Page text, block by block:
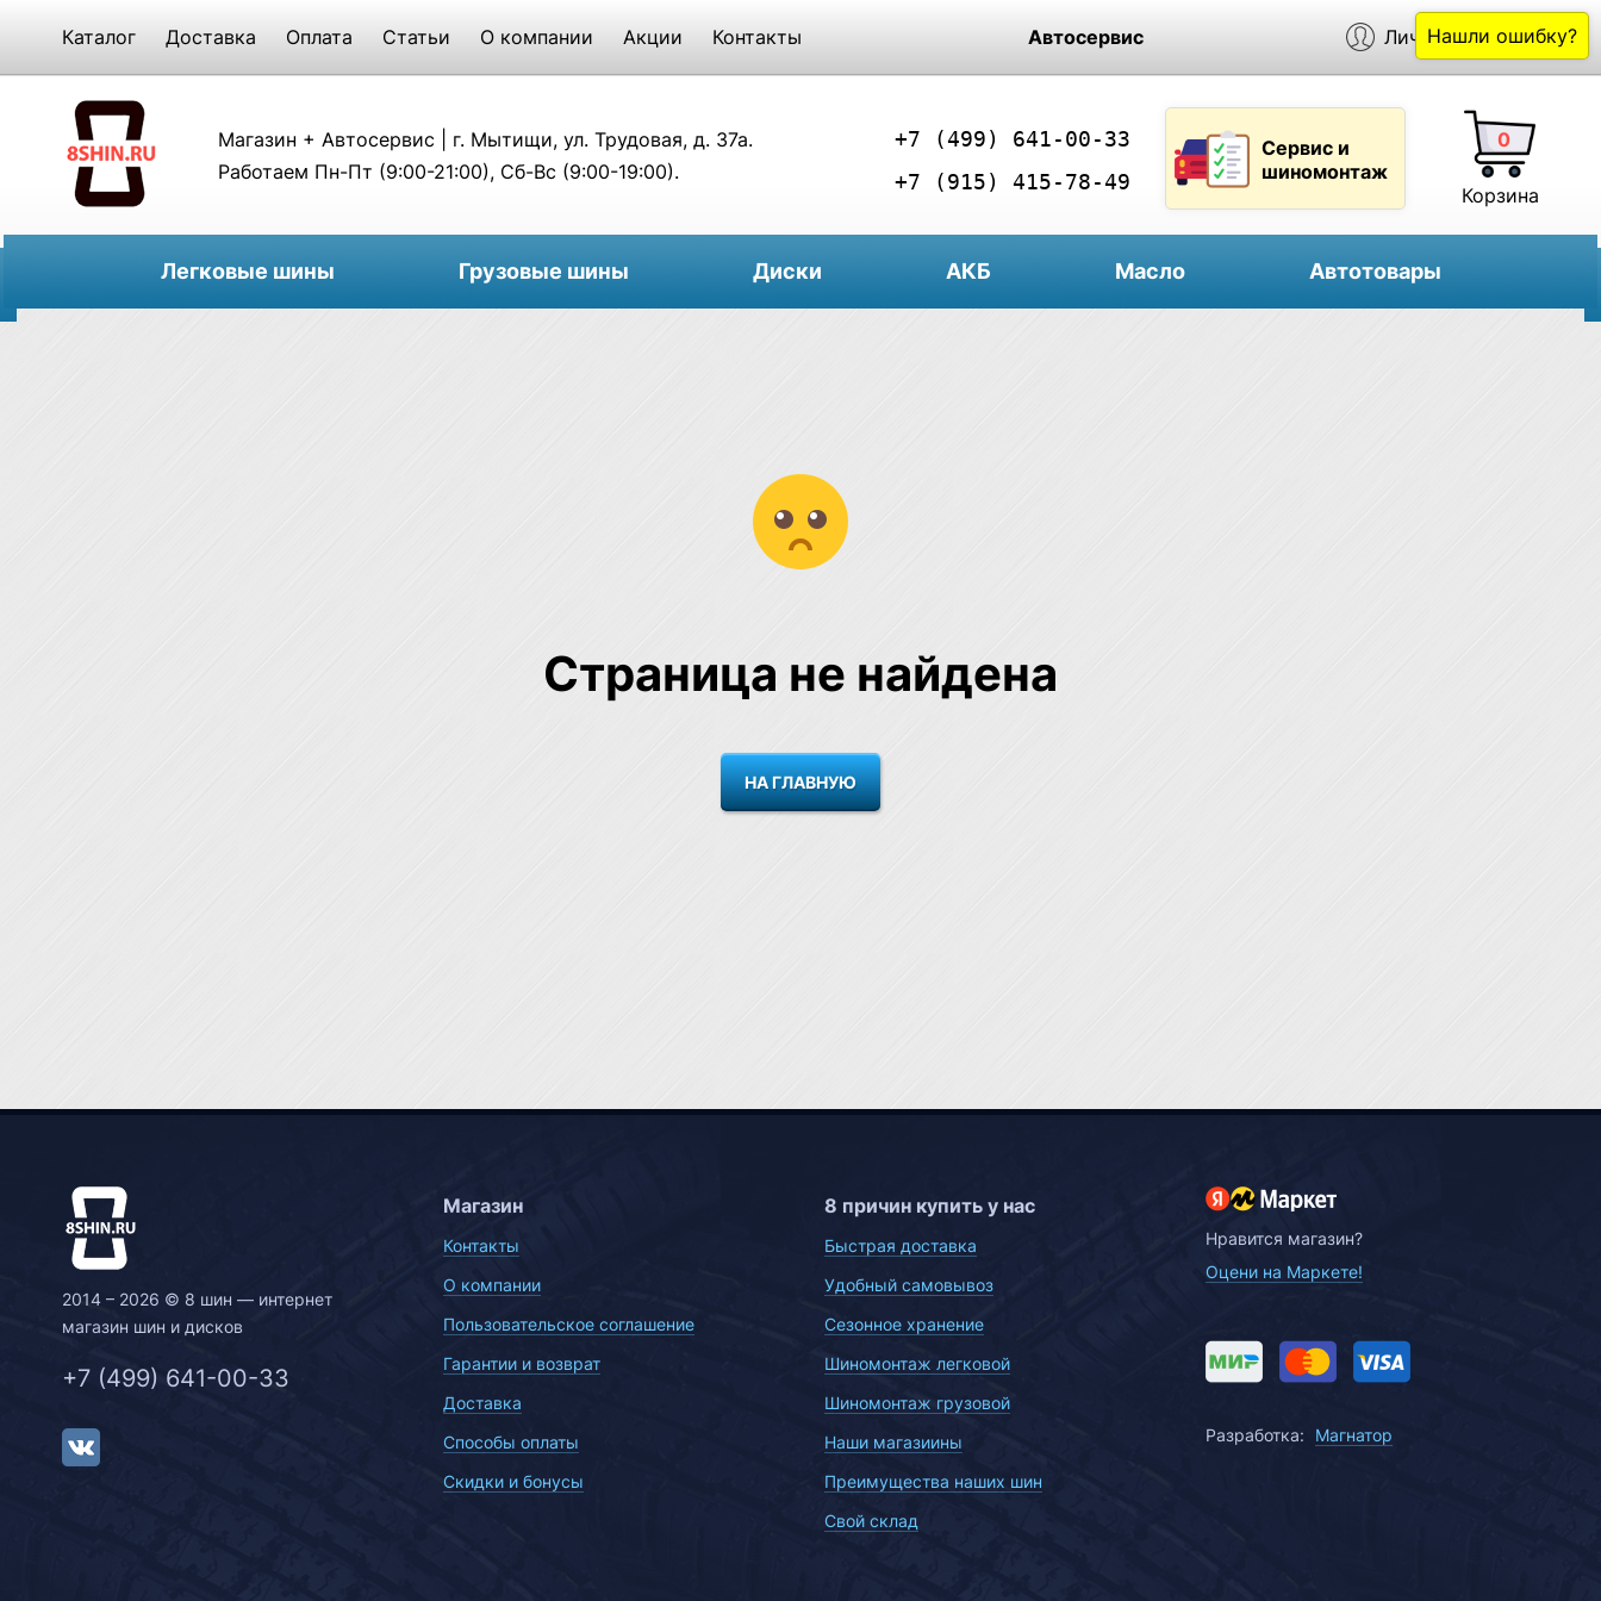
Каталог Доставка Оплата Статьи О компании Акции Контакты Автосервис Личный кабинет
Магазин + Автосервис | г. Мытищи, ул. Трудовая, д. 37а.
Работаем Пн-Пт (9:00-21:00), Сб-Вс (9:00-19:00).
+7 (499) 641-00-33
+7 (915) 415-78-49
Сервис и
шиномонтаж
0
Корзина
Легковые шины Грузовые шины Диски АКБ Масло Автотовары
Страница не найдена
НА ГЛАВНУЮ
2014 – 2026 © 8 шин — интернет
магазин шин и дисков
+7 (499) 641-00-33
Магазин
Контакты
О компании
Пользовательское соглашение
Гарантии и возврат
Доставка
Способы оплаты
Скидки и бонусы
8 причин купить у нас
Быстрая доставка
Удобный самовывоз
Сезонное хранение
Шиномонтаж легковой
Шиномонтаж грузовой
Наши магазиины
Преимущества наших шин
Свой склад
Нравится магазин?
Оцени на Маркете!
Разработка: Магнатор
Нашли ошибку?